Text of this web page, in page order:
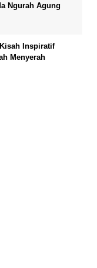
Ngurah Agung
Inspiratif
Menyerah